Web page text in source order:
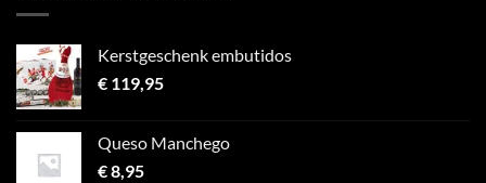
Kerstgeschenk embutidos
€ 119,95
Queso Manchego
€8,95